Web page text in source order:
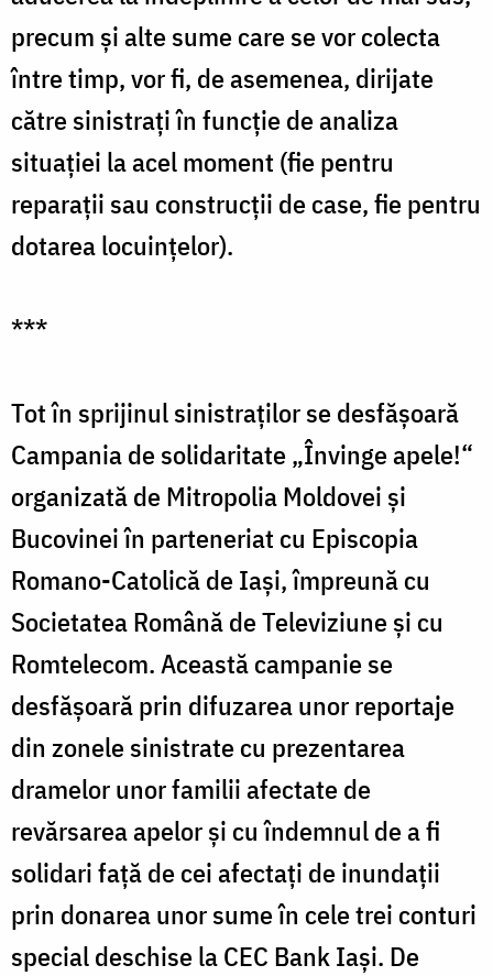
precum și alte sume care se vor colecta
între timp, vor fi, de asemenea, dirijate
către sinistrați în funcție de analiza
situației la acel moment (fie pentru
reparații sau construcții de case, fie pentru
dotarea locuințelor).
***
Tot în sprijinul sinistraților se desfășoară
Campania de solidaritate „Învinge apele!“
organizată de Mitropolia Moldovei și
Bucovinei în parteneriat cu Episcopia
Romano-Catolică de Iași, împreună cu
Societatea Română de Televiziune și cu
Romtelecom. Această campanie se
desfășoară prin difuzarea unor reportaje
din zonele sinistrate cu prezentarea
dramelor unor familii afectate de
revărsarea apelor și cu îndemnul de a fi
solidari față de cei afectați de inundații
prin donarea unor sume în cele trei conturi
special deschise la CEC Bank Iași. De